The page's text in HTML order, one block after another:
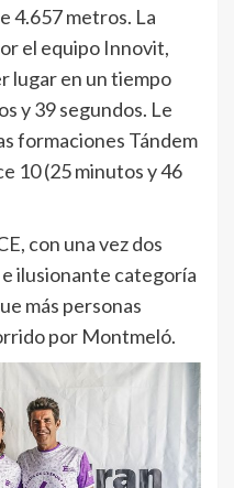
4.657 metros. La
el equipo Innovit,
lugar en un tiempo
y 39 segundos. Le
formaciones Tándem
10 (25 minutos y 46
con una vez dos
ilusionante categoría
más personas
por Montmeló.